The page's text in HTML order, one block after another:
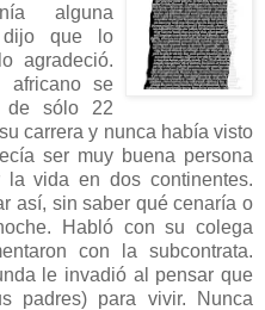
alguna
dijo que lo
agradeció.
africano se
de sólo 22
carrera y nunca había visto
ser muy buena persona
la vida en dos continentes.
así, sin saber qué cenaría o
Habló con su colega
con la subcontrata.
le invadió al pensar que
padres) para vivir. Nunca